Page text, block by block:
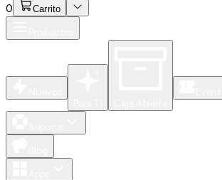
0 Carrito